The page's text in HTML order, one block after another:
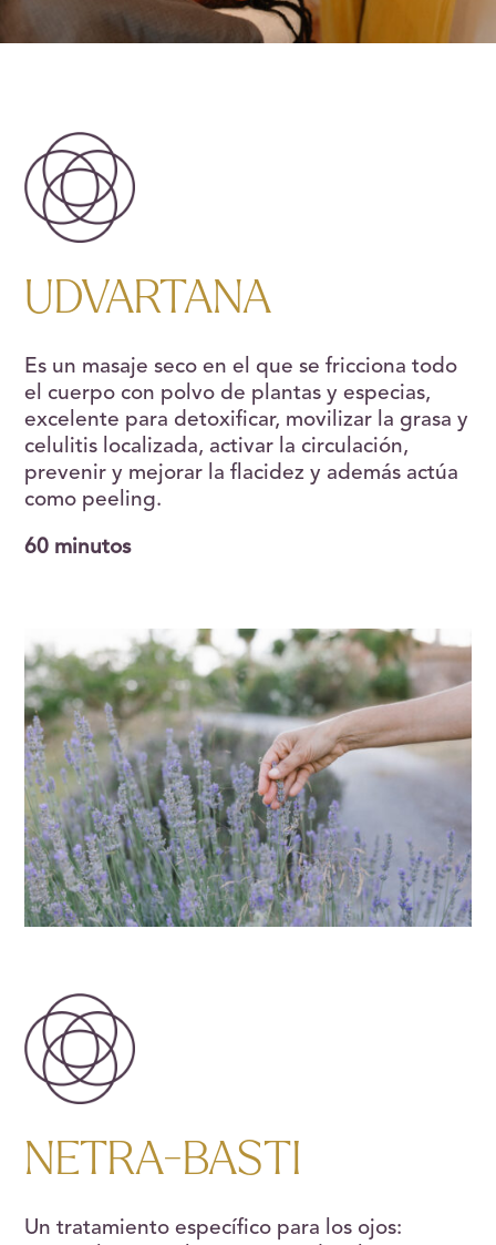
UDVARTANA
Es un masaje seco en el que se fricciona todo
el cuerpo con polvo de plantas y especias,
excelente para detoxificar, movilizar la grasa y
celulitis localizada, activar la circulación,
prevenir y mejorar la flacidez y además actúa
como peeling.
60 minutos
NETRA-BASTI
Un tratamiento específico para los ojos: